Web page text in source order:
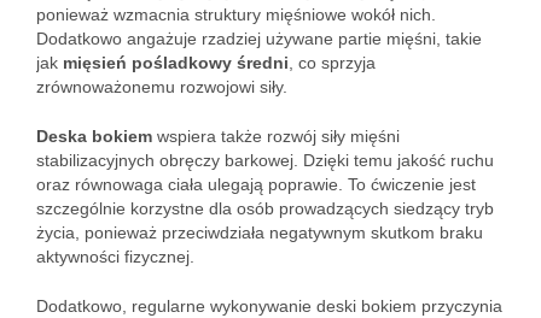
ponieważ wzmacnia struktury mięśniowe wokół nich.
Dodatkowo angażuje rzadziej używane partie mięśni, takie
jak mięsień pośladkowy średni , co sprzyja
zrównoważonemu rozwojowi siły.
Deska bokiem wspiera także rozwój siły mięśni
stabilizacyjnych obręczy barkowej. Dzięki temu jakość ruchu
oraz równowaga ciała ulegają poprawie. To ćwiczenie jest
szczególnie korzystne dla osób prowadzących siedzący tryb
życia, ponieważ przeciwdziała negatywnym skutkom braku
aktywności fizycznej.
Dodatkowo, regularne wykonywanie deski bokiem przyczynia